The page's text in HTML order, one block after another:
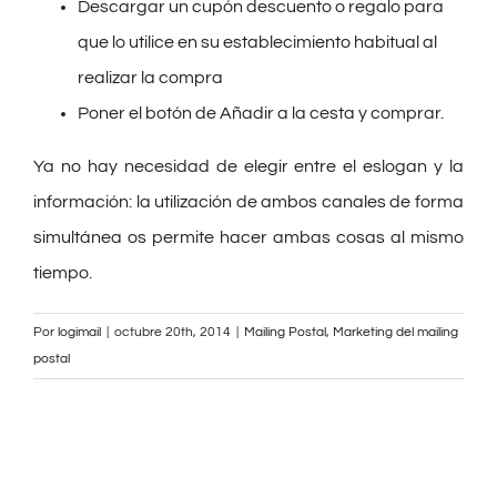
Descargar un cupón descuento o regalo para
que lo utilice en su establecimiento habitual al
realizar la compra
Poner el botón de Añadir a la cesta y comprar.
Ya no hay necesidad de elegir entre el eslogan y la
información: la utilización de ambos canales de forma
simultánea os permite hacer ambas cosas al mismo
tiempo.
Por logimail octubre 20th, 2014 Mailing Postal, Marketing del mailing
postal